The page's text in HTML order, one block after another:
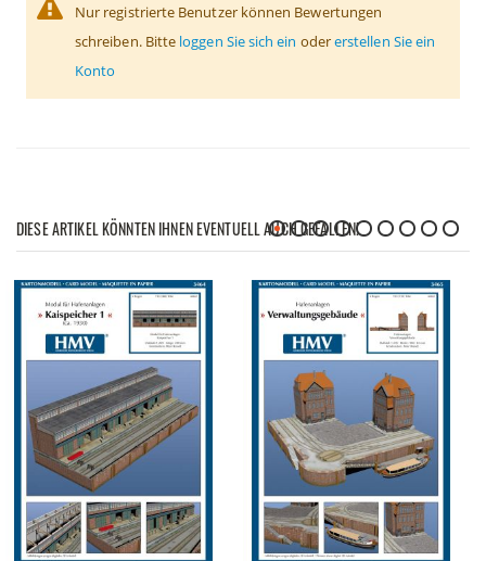
Nur registrierte Benutzer können Bewertungen
schreiben. Bitte loggen Sie sich ein odererstellen Sie ein
Konto
DIESE ARTIKEL KÖNNTEN IHNEN EVENTUELL AUCH GEFALLEN!